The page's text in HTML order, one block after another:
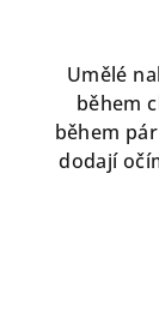
Umělé
během
během
dodají